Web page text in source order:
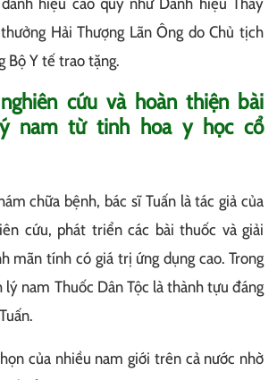
Hải Thượng Lãn Ông do Chủ tịch
Bộ Y tế trao tặng.
cứu và hoàn thiện bài
nam từ tinh hoa y học cổ
chữa bệnh, bác sĩ Tuấn là tác giả của
cứu, phát triển các bài thuốc và giải
mãn tính có giá trị ứng dụng cao. Trong
nam Thuốc Dân Tộc là thành tựu đáng
của nhiều nam giới trên cả nước nhờ